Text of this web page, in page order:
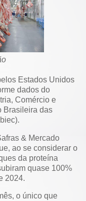
Estados Unidos
dados do
Comércio e
Brasileira das
& Mercado
ao se considerar o
da proteína
quase 100%
2024.
o único que